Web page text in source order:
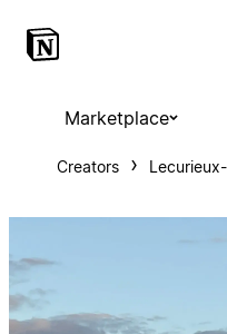
Marketplace
Creators